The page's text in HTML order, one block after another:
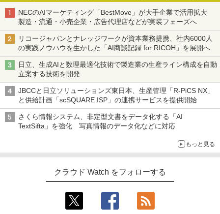
NECのAIマーケティング「BestMove」が大手企業で活用拡大
製造・流通・小売企業・広告代理店などが実装フェーズへ
リコージャパンとナレッジワークが資本業務提携、社内6000人
の実践ノウハウを生かした「AI商談記録 for RICOH」を展開へ
日立、生成AIと数理最適化技術で製造業の生産ライン構成を自動
立案する技術を開発
JBCCと日立ソリューションズ東日本、生産管理「R-PiCS NX」
と供給計画「scSQUARE ISP」の連携サービスを提供開始
さくら情報システム、非定型文書をデータ化する「AI
TextSifta」を強化 写真情報のデータ化などに対応
もっと見る
クラウド Watch をフォローする